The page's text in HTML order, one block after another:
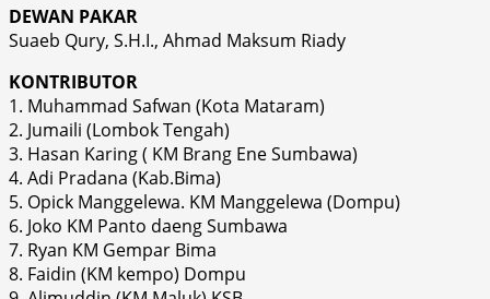
DEWAN PAKAR
Suaeb Qury, S.H.I., Ahmad Maksum Riady
KONTRIBUTOR
1. Muhammad Safwan (Kota Mataram)
2. Jumaili (Lombok Tengah)
3. Hasan Karing ( KM Brang Ene Sumbawa)
4. Adi Pradana (Kab.Bima)
5. Opick Manggelewa. KM Manggelewa (Dompu)
6. Joko KM Panto daeng Sumbawa
7. Ryan KM Gempar Bima
8. Faidin (KM kempo) Dompu